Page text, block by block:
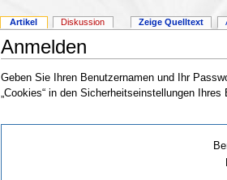
Anmelden
Geben Sie Ihren Benutzernamen und Ihr
„Cookies“ in den Sicherheitseinstellungen
Artikel Diskussion Zeige Quelltext